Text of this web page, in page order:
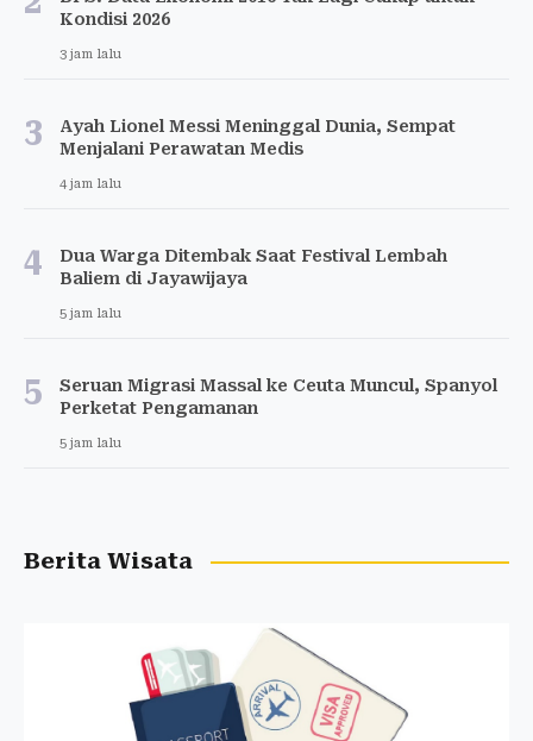
Kondisi 2026
3 jam lalu
3
Ayah Lionel Messi Meninggal Dunia, Sempat
Menjalani Perawatan Medis
4 jam lalu
4
Dua Warga Ditembak Saat Festival Lembah
Baliem di Jayawijaya
5 jam lalu
5
Seruan Migrasi Massal ke Ceuta Muncul, Spanyol
Perketat Pengamanan
5 jam lalu
Berita Wisata